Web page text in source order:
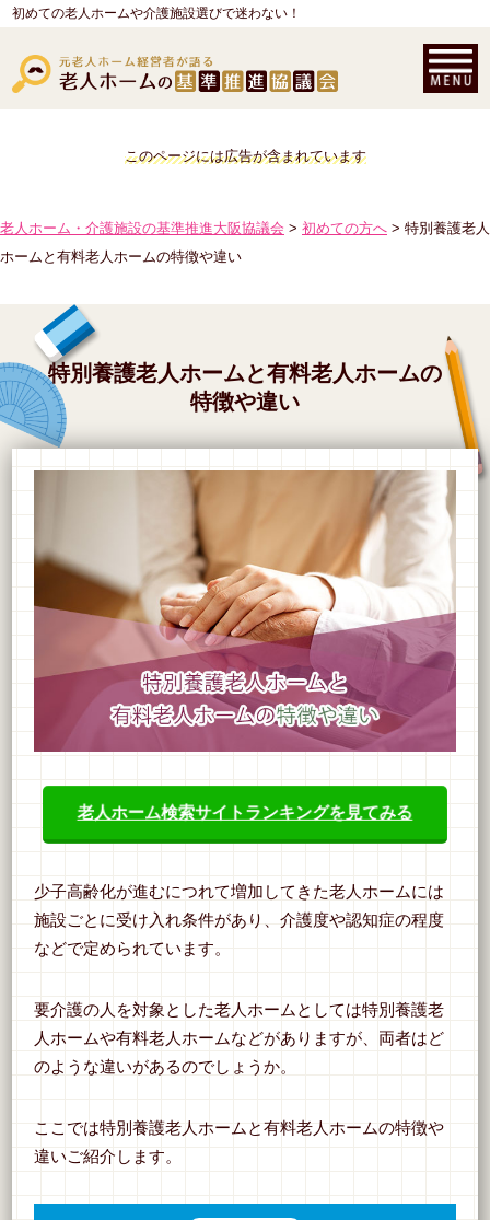
初めての老人ホームや介護施設選びで迷わない！
このページには広告が含まれています
老人ホーム・介護施設の基準推進大阪協議会 > 初めての方へ > 特別養護老人
ホームと有料老人ホームの特徴や違い
特別養護老人ホームと有料老人ホームの
特徴や違い
老人ホーム検索サイトランキングを見てみる
少子高齢化が進むにつれて増加してきた老人ホームには
施設ごとに受け入れ条件があり、介護度や認知症の程度
などで定められています。
要介護の人を対象とした老人ホームとしては特別養護老
人ホームや有料老人ホームなどがありますが、両者はど
のような違いがあるのでしょうか。
ここでは特別養護老人ホームと有料老人ホームの特徴や
違いご紹介します。